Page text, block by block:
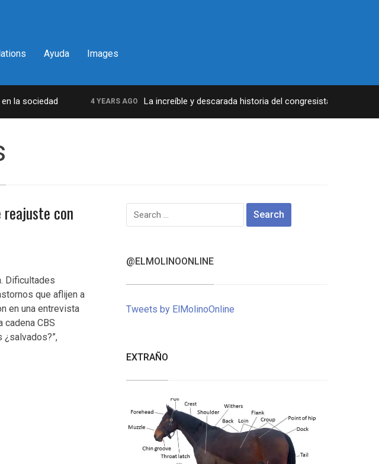
Ayuda Images
sociedad 4 YEARS AGO La increíble y descarada historia del congresista por NY
con
Dificultades
que aflijen a
en una entrevista
CBS
¿salvados?”,
Search
for:
@ELMOLINOONLINE
Tweets by ElMolinoOnline
EXTRAÑO